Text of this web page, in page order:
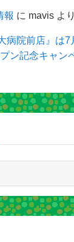
報 に mavisより
病院前店』は
ン記念キャン